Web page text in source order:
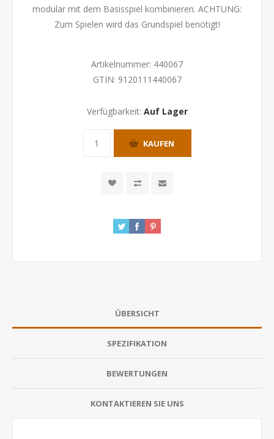
modular mit dem Basisspiel kombinieren. ACHTUNG:
Zum Spielen wird das Grundspiel benötigt!
Artikelnummer: 440067
GTIN: 9120111440067
Verfügbarkeit: Auf Lager
KAUFEN
ÜBERSICHT
SPEZIFIKATION
BEWERTUNGEN
KONTAKTIEREN SIE UNS